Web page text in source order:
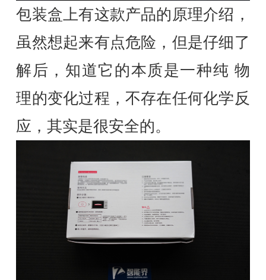
包装盒上有这款产品的原理介绍，
虽然想起来有点危险，但是仔细了
解后，知道它的本质是一种纯 物
理的变化过程，不存在任何化学反
应，其实是很安全的。